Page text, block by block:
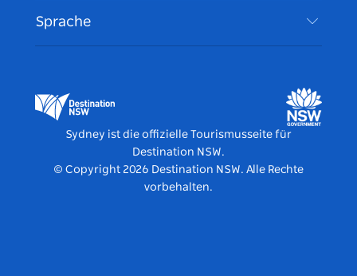
Veranstaltungen
Unterkunft
Tragen Sie Ihr Unternehmen ein
Destination NSW Medienzentrum
Vivid Sydney
Sprache
Sydney ist die offizielle Tourismusseite für
Destination NSW.
© Copyright 2026 Destination NSW. Alle Rechte
vorbehalten.